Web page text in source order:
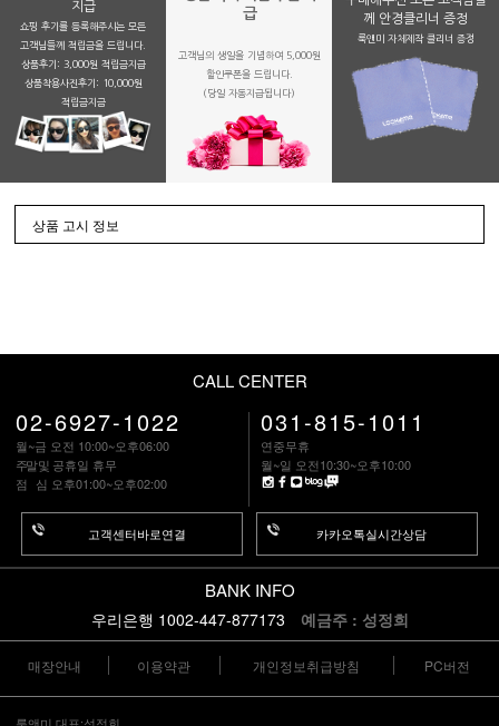
지급
쇼핑 후기를 등록해주시는 모든
고객님들께 적립금을 드립니다.
상품후기: 3,000원 적립금지급
상품착용사진후기: 10,000원
적립금지금
급
고객님의 생일을 기념하여 5,000원
할인쿠폰을 드립니다.
(당일 자동지급됩니다)
께 안경클리너 증정
룩앤미 자체제작 클리너 증정
상품 고시 정보
CALL CENTER
02-6927-1022
월~금 오전 10:00~오후06:00
주말및 공휴일 휴무
점 심 오후01:00~오후02:00
고객센터바로연결
031-815-1011
연중무휴
월~일 오전10:30~오후10:00
카카오톡실시간상담
BANK INFO
우리은행 1002-447-877173 예금주 : 성정희
매장안내 이용약관 개인정보취급방침 PC버전